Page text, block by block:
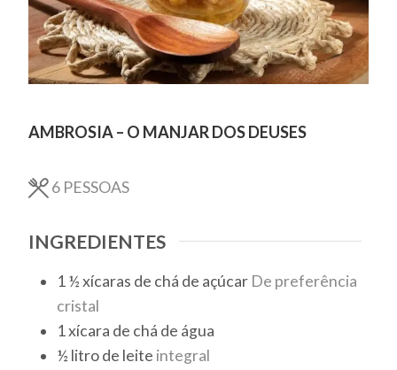
AMBROSIA – O MANJAR DOS DEUSES
6 PESSOAS
INGREDIENTES
1 ½ xícaras de chá de açúcar De preferência
cristal
1xícara de chá de água
½ litrode leite integral